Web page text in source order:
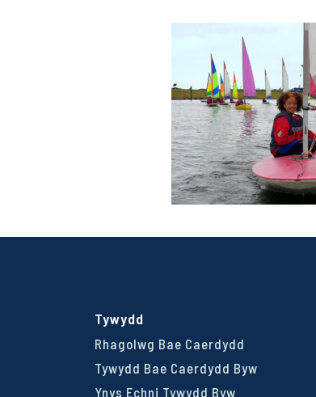
Tywydd
Rhagolwg Bae Caerdydd
Tywydd Bae Caerdydd Byw
Ynys Echni Tywydd Byw